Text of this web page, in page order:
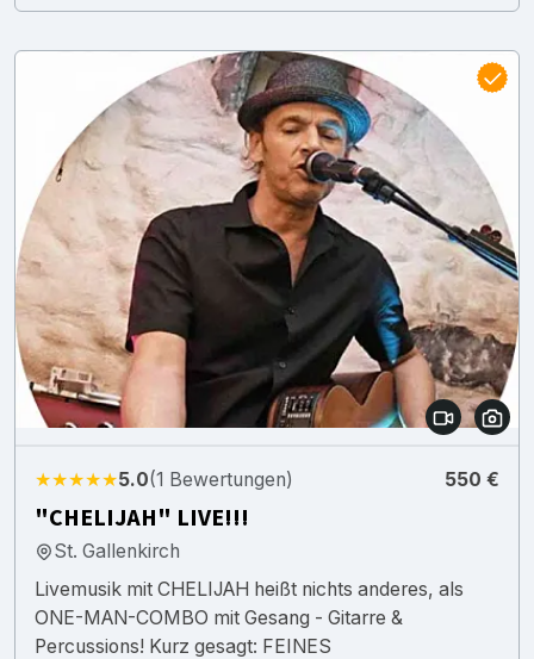
★★★★★5.0(1 Bewertungen) 550 €
"CHELIJAH" LIVE!!!
St. Gallenkirch
Livemusik mit CHELIJAH heißt nichts anderes, als
ONE-MAN-COMBO mit Gesang - Gitarre &
Percussions! Kurz gesagt: FEINES